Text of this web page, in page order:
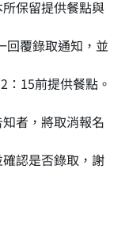
保留提供餐點與
回覆錄取通知，並
15前提供餐點。
者，將取消報名
認是否錄取，謝